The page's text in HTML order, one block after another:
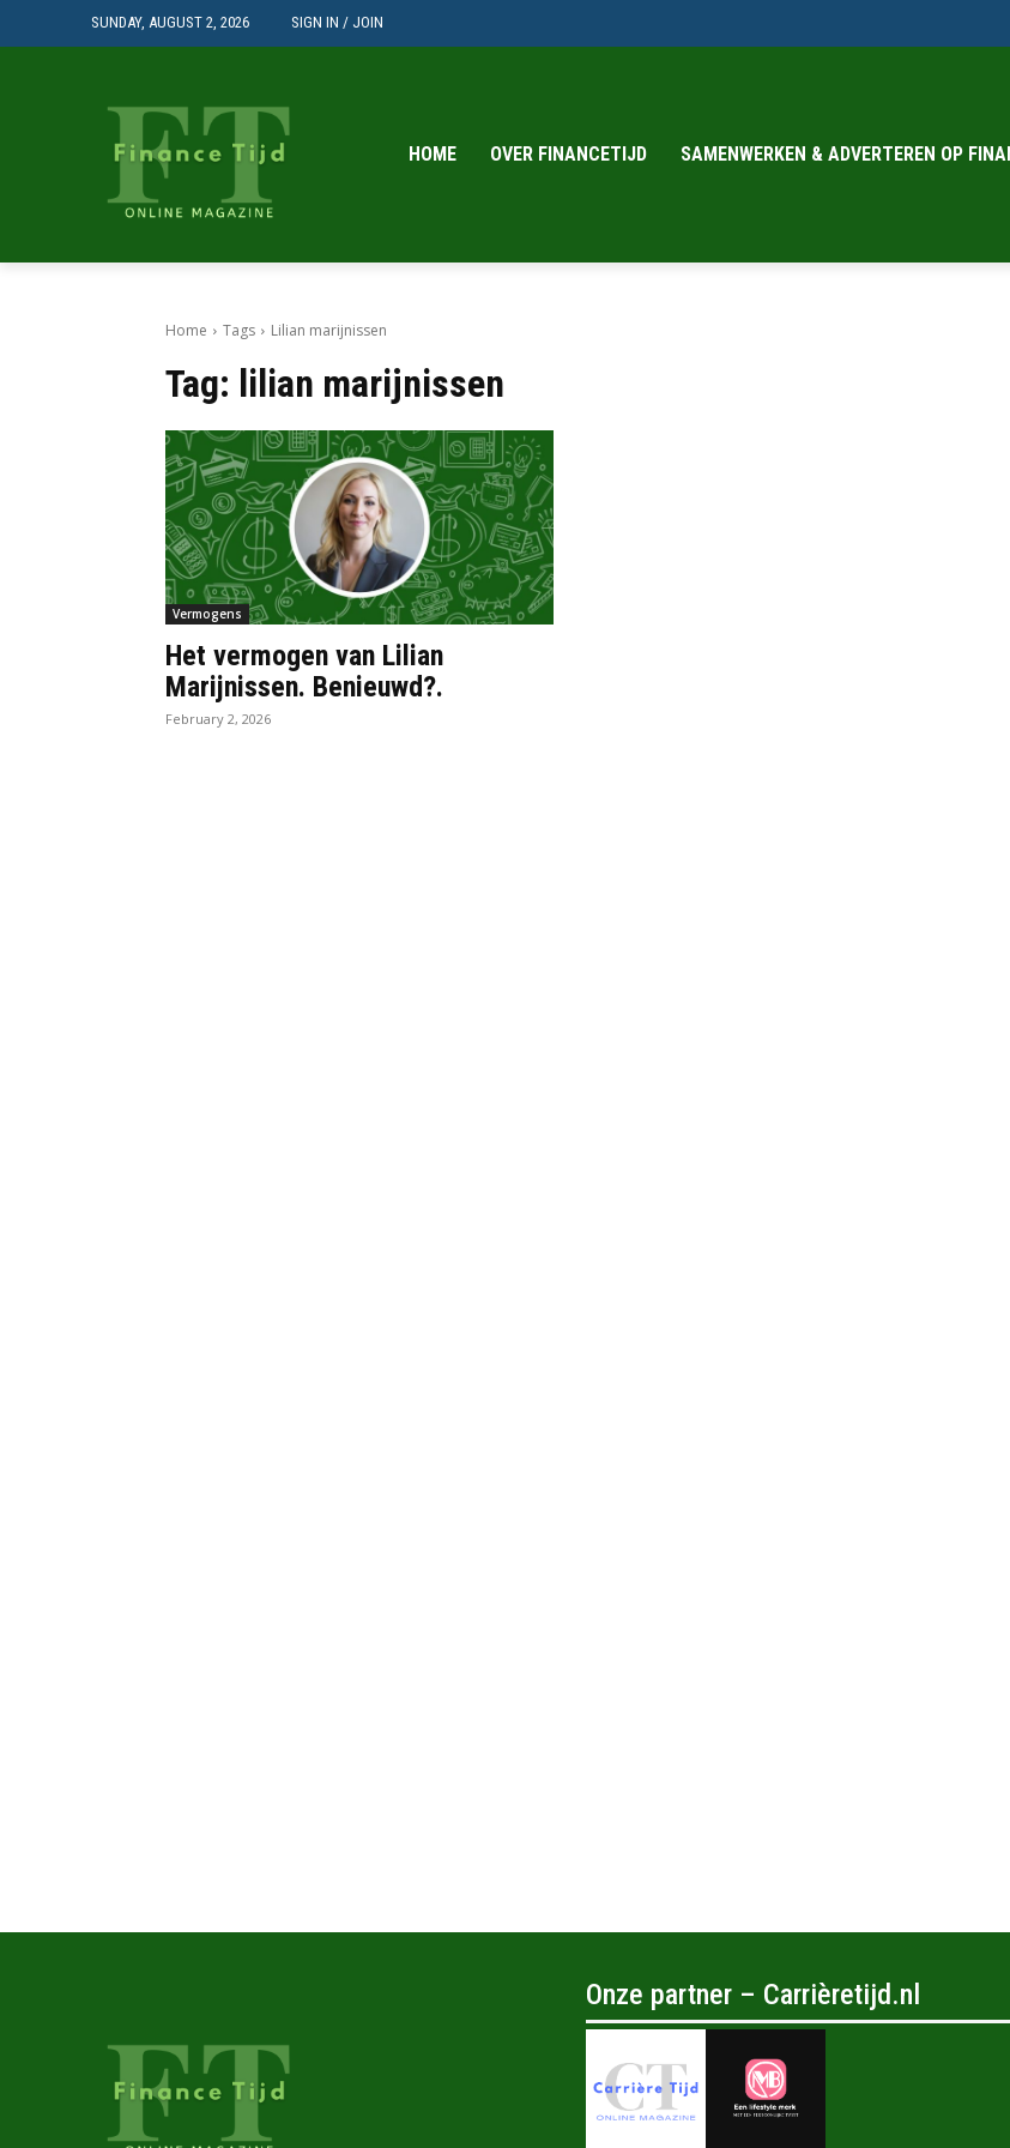
SUNDAY, AUGUST 2, 2026 SIGN IN / JOIN
HOME OVER FINANCETIJD SAMENWERKEN & ADVERTEREN OP
Home Tags Lilian marijnissen
Tag: lilian marijnissen
Vermogens
Het vermogen van Lilian
Marijnissen. Benieuwd?.
February 2, 2026
Onze partner – Carrièretijd.nl